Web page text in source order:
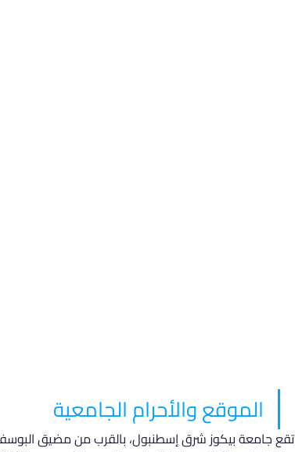
الموقع والأحرام الجامعية
تقع جامعة بيكوز شرق إسطنبول، بالقرب من مضيق